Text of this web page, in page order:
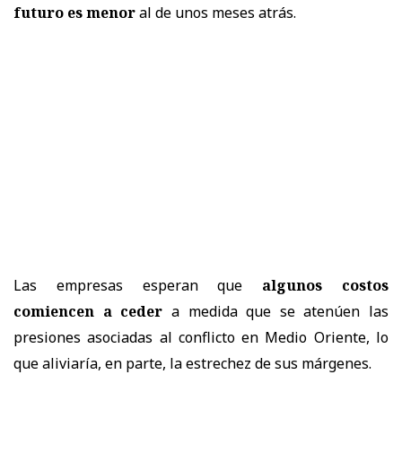
futuro es menoral de unos meses atrás.
Las empresas esperan que algunos costos
comiencen a ceder a medida que se atenúen las
presiones asociadas al conflicto en Medio Oriente, lo
que aliviaría, en parte, la estrechez de sus márgenes.